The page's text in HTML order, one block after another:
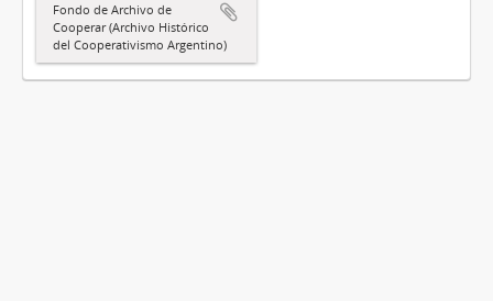
Fondo de Archivo de
Cooperar (Archivo Histórico
del Cooperativismo Argentino)